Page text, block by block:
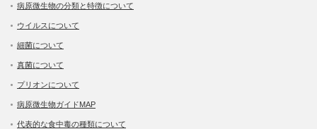
病原微生物の分類と特徴について
ウイルスについて
細菌について
真菌について
プリオンについて
病原微生物ガイドMAP
代表的な食中毒の種類について